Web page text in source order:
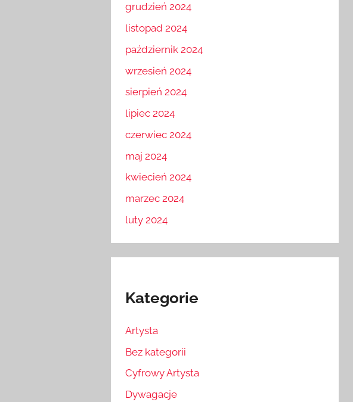
grudzień 2024
listopad 2024
październik 2024
wrzesień 2024
sierpień 2024
lipiec 2024
czerwiec 2024
maj 2024
kwiecień 2024
marzec 2024
luty 2024
Kategorie
Artysta
Bez kategorii
Cyfrowy Artysta
Dywagacje